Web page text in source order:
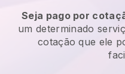
Seja pago por
um determinado
cotação que ele